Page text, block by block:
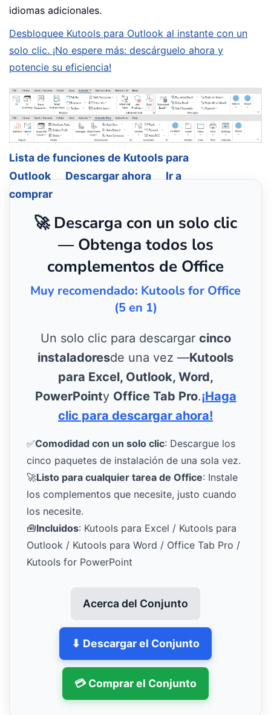
idiomas adicionales.
Desbloquee Kutools para Outlook al instante con un
solo clic. ¡No espere más: descárguelo ahora y
potencie su eficiencia!
Lista de funciones de Kutools para
Outlook
Descargar ahora
Ir a
comprar
🚀 Descarga con un solo clic
— Obtenga todos los
complementos de Office
Muy recomendado: Kutools for Office
(5 en 1)
Un solo clic para descargar cinco
instaladoresde una vez —Kutools
para Excel, Outlook, Word,
PowerPointy Office Tab Pro.¡Haga
clic para descargar ahora!
✅Comodidad con un solo clic: Descargue los
cinco paquetes de instalación de una sola vez.
🚀Listo para cualquier tarea de Office: Instale
los complementos que necesite, justo cuando
los necesite.
🧰Incluidos: Kutools para Excel / Kutools para
Outlook / Kutools para Word / Office Tab Pro /
Kutools for PowerPoint
Acerca del Conjunto
⬇ Descargar el Conjunto
💳 Comprar el Conjunto